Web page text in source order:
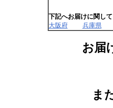
下記へお届けに関し
大阪府
兵庫県
お届
ま